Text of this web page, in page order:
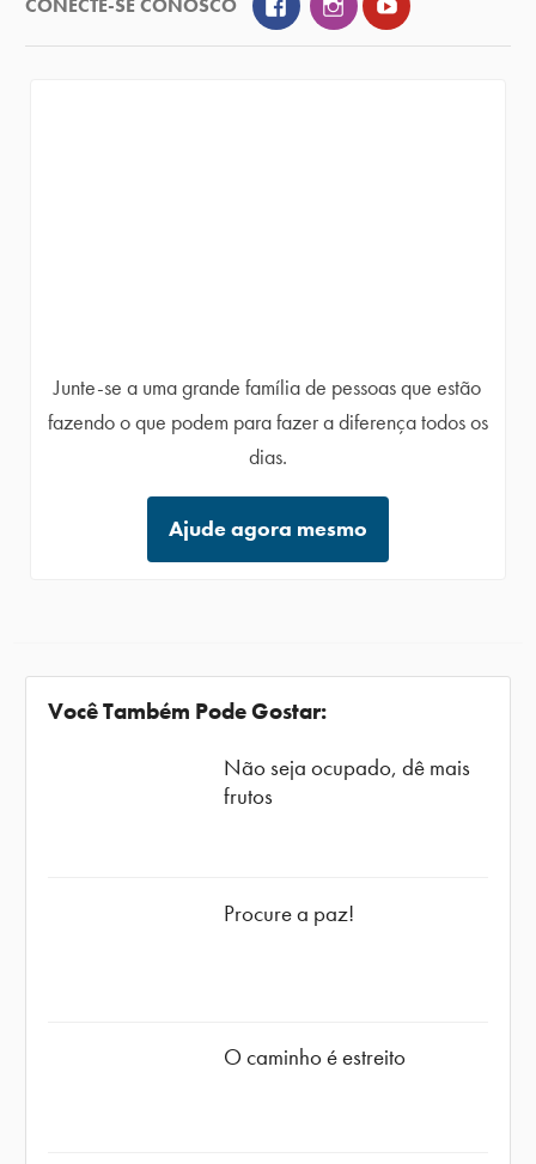
CONECTE-SE CONOSCO
Junte-se a uma grande família de pessoas que estão
fazendo o que podem para fazer a diferença todos os
dias.
Ajude agora mesmo
Você Também Pode Gostar:
Não seja ocupado, dê mais
frutos
Procure a paz!
O caminho é estreito